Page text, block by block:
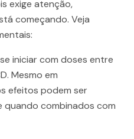
exige atenção,
começando. Veja
iniciar com doses entre
Mesmo em
efeitos podem ser
quando combinados com